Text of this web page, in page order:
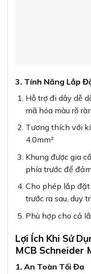
3. Tính Năng Lắp
Hỗ trợ đi dây dễ
mã hóa màu rõ
Tương thích với
4.0mm²
Khung được gia
phía trước để
Cho phép lắp
trước ra sau, duy
Phù hợp cho cả
Lợi Ích Khi Sử
MCB Schneider
1. An Toàn Tối Đa